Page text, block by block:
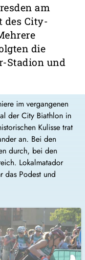
am
des City-
die
Stadion und
im vergangenen
der City Biathlon in
Kulisse trat
an. Bei den
durch, bei den
Lokalmatador
das Podest und